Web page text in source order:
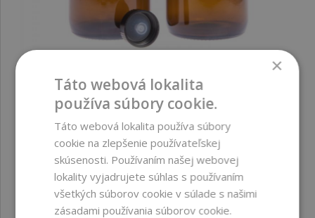
Sklenená fľaška, liekovka, 28 mm, 480 ml vrch 30ks
60,89 €
(2,03 € / ks)
×
Táto webová lokalita
používa súbory cookie.
Táto webová lokalita používa súbory
cookie na zlepšenie používateľskej
skúsenosti. Používaním našej webovej
lokality vyjadrujete súhlas s používaním
všetkých súborov cookie v súlade s našimi
zásadami používania súborov cookie.